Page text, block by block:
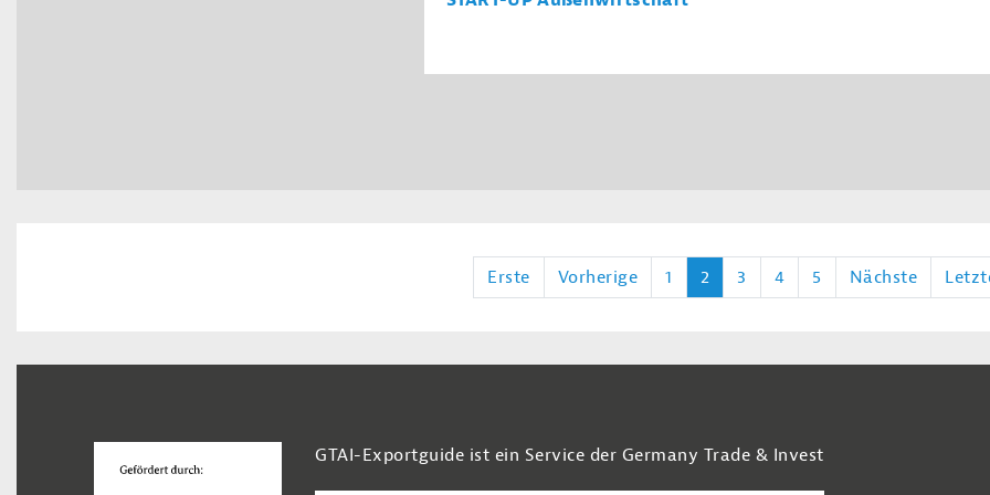
Erste Vorherige 1 2 3 4 5 Nächste
GTAI-Exportguide ist ein Service der Germany Trade & Invest
Footer Navigation